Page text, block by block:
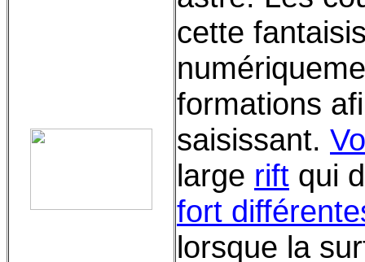
cette
formations
saisissant.
large rift qui
fort
lorsque la